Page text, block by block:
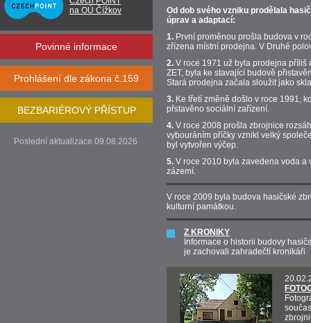
Od dob svého vzniku prodělala
úprav a adaptací:
1. První proměnou prošla budova v
zřízena místní prodejna. V Druhé
2. V roce 1971 už byla prodejna příliš
ZET, byla ke stavající budově
Stará prodejna začala sloužit jako
3. Ke třetí změně došlo v roce 1991,
přstavěno sociální zařízení.
4. V roce 2008 prošla zbrojnice
vybouráním příčky vznikl velký
byl vytvořen výčep.
5. V roce 2010 byla zavedena voda a
zázemí.
V roce 2009 byla budova hasičské
kulturní památkou.
Z KRONIKY
Informace o historii budovy
je zachovali zahradečtí kronikáři
na OÚ Čížkov
Povinné informace
Prohlášení dle zákona č.159
BEZBARIÉROVÝ PŘÍSTUP
Poslední aktualizace 09.08.2026